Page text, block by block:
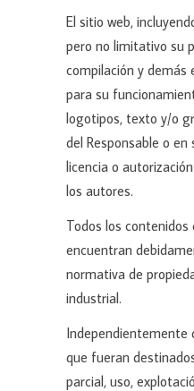
El sitio web,
pero no limitativo su
compilación y demás
para su
logotipos, texto y/o
del Responsable o en
licencia o
los autores.
Todos los contenidos
encuentran
normativa de
industrial.
Independientemente
que fueran
parcial, uso,